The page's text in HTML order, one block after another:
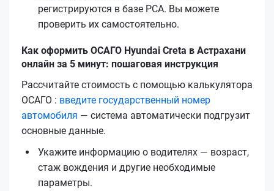
регистрируются в базе РСА. Вы можете
проверить их самостоятельно.
Как оформить ОСАГО Hyundai Creta в Астрахани
онлайн за 5 минут: пошаговая инструкция
Рассчитайте стоимость с помощью калькулятора
ОСАГО : введите государственный номер
автомобиля — система автоматически подгрузит
основные данные.
Укажите информацию о водителях — возраст,
стаж вождения и другие необходимые
параметры.